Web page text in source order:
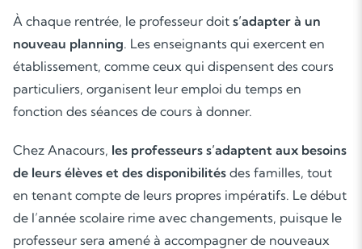
À chaque rentrée, le professeur doit s’adapter à un
nouveau planning. Les enseignants qui exercent en
établissement, comme ceux qui dispensent des cours
particuliers, organisent leur emploi du temps en
fonction des séances de cours à donner.
Chez Anacours, les professeurs s’adaptent aux besoins
de leurs élèves et des disponibilités des familles, tout
en tenant compte de leurs propres impératifs. Le début
de l’année scolaire rime avec changements, puisque le
professeur sera amené à accompagner de nouveaux